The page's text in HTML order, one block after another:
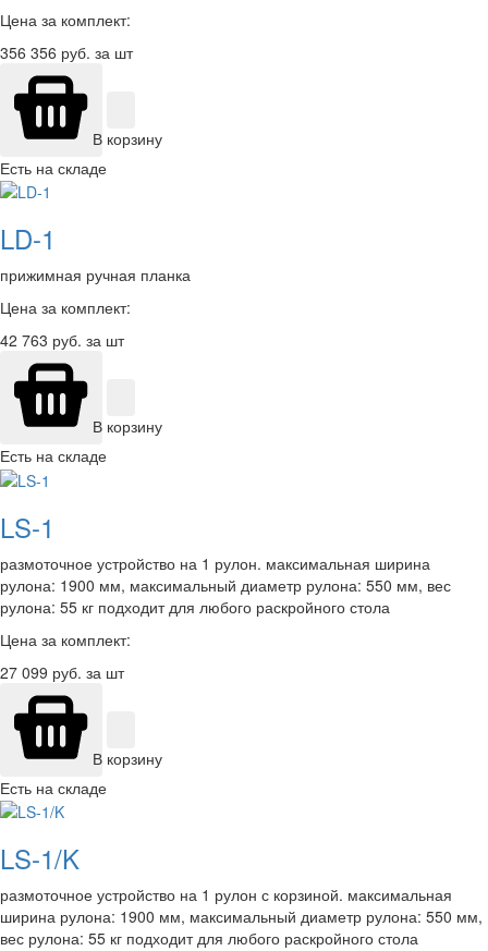
Цена за комплект:
356 356 руб. за шт
В корзину
Есть на складе
LD-1
прижимная ручная планка
Цена за комплект:
42 763 руб. за шт
В корзину
Есть на складе
LS-1
размоточное устройство на 1 рулон. максимальная ширина
рулона: 1900 мм, максимальный диаметр рулона: 550 мм, вес
рулона: 55 кг подходит для любого раскройного стола
Цена за комплект:
27 099 руб. за шт
В корзину
Есть на складе
LS-1/K
размоточное устройство на 1 рулон с корзиной. максимальная
ширина рулона: 1900 мм, максимальный диаметр рулона: 550 мм,
вес рулона: 55 кг подходит для любого раскройного стола